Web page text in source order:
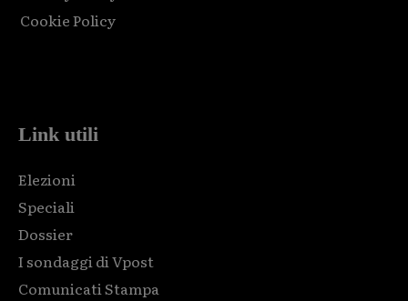
Cookie Policy
Link utili
Elezioni
Speciali
Dossier
I sondaggi di Vpost
Comunicati Stampa